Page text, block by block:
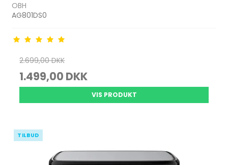
OBH
AG801DS0
2.699,00 DKK
1.499,00 DKK
VIS PRODUKT
TILBUD